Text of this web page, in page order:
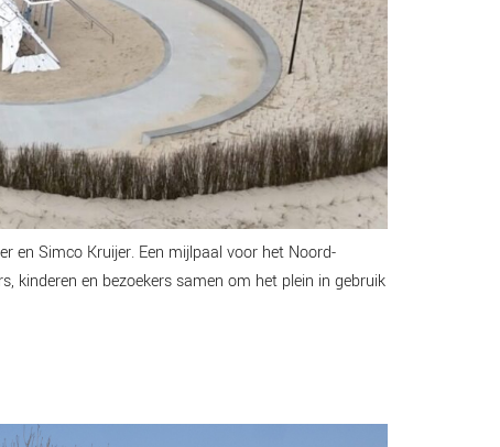
en Simco Kruijer. Een mijlpaal voor het Noord-
kinderen en bezoekers samen om het plein in gebruik